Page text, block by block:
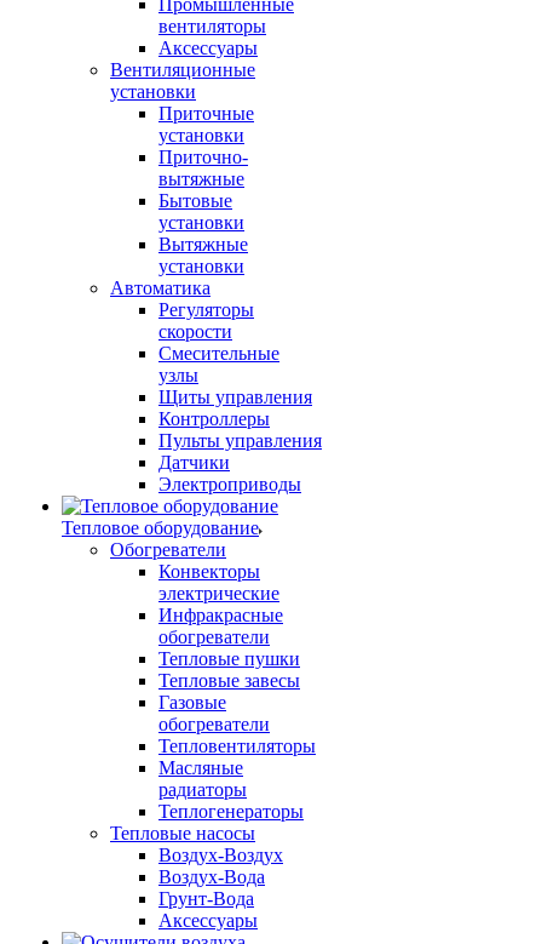
Промышленные
вентиляторы
Аксессуары
Вентиляционные
установки
Приточные
установки
Приточно-
вытяжные
Бытовые
установки
Вытяжные
установки
Автоматика
Регуляторы
скорости
Смесительные
узлы
Щиты управления
Контроллеры
Пульты управления
Датчики
Электроприводы
Тепловое оборудование
Обогреватели
Конвекторы
электрические
Инфракрасные
обогреватели
Тепловые пушки
Тепловые завесы
Газовые
обогреватели
Тепловентиляторы
Масляные
радиаторы
Теплогенераторы
Тепловые насосы
Воздух-Воздух
Воздух-Вода
Грунт-Вода
Аксессуары